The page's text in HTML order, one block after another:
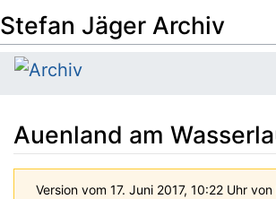
Stefan Jäger Archiv
Auenland am
Version vom 17. Juni 2017, 10:22 Uhr von